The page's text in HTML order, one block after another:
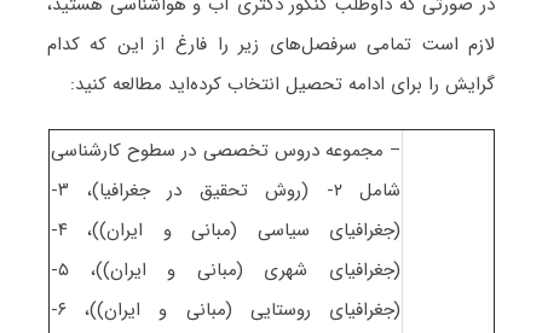
لازم است تمامی سرفصل‌های زیر را فارغ از این که کدام
گرایش را برای ادامه تحصیل انتخاب کرده‌اید مطالعه کنید:
– مجموعه دروس تخصصی در سطوح کارشناسی
شامل ۲- (روش تحقیق در جغرافیا)، ۳-
(جغرافیای سیاسی (مبانی و ایران))، ۴-
(جغرافیای شهری (مبانی و ایران))، ۵-
(جغرافیای روستایی (مبانی و ایران))، ۶-